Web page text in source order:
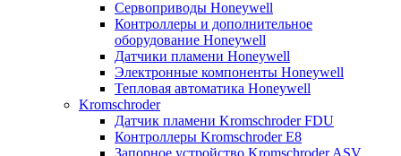
Сервоприводы Honeywell
Контроллеры и дополнительное
оборудование Honeywell
Датчики пламени Honeywell
Электронные компоненты Honeywell
Тепловая автоматика Honeywell
Kromschroder
Датчик пламени Kromschroder FDU
Контроллеры Kromschroder E8
Запорное устройство Kromschroder ASV